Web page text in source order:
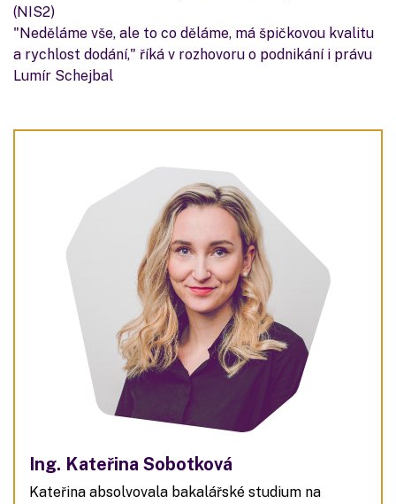
(NIS2)
"Neděláme vše, ale to co děláme, má špičkovou kvalitu
a rychlost dodání," říká v rozhovoru o podnikání i právu
Lumír Schejbal
Ing. Kateřina Sobotková
Kateřina absolvovala bakalářské studium na